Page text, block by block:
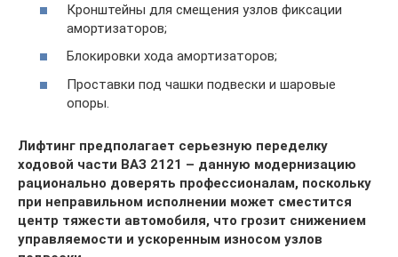
Кронштейны для смещения узлов фиксации
амортизаторов;
Блокировки хода амортизаторов;
Проставки под чашки подвески и шаровые
опоры.
Лифтинг предполагает серьезную переделку
ходовой части ВАЗ 2121 – данную модернизацию
рационально доверять профессионалам, поскольку
при неправильном исполнении может сместится
центр тяжести автомобиля, что грозит снижением
управляемости и ускоренным износом узлов